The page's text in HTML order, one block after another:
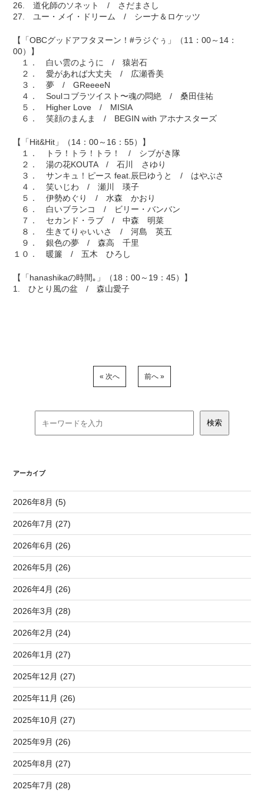
26. 道化師のソネット / さだまさし
27. ユー・メイ・ドリーム / シーナ＆ロケッツ
【「OBCグッドアフタヌーン！#ラジぐぅ」（11：00～14：
00）】
１． 白い雲のように / 猿岩石
２． 愛があれば大丈夫 / 広瀬香美
３． 夢 / GReeeeN
４． Soulコブラツイスト〜魂の悶絶 / 桑田佳祐
５． Higher Love / MISIA
６． 笑顔のまんま / BEGIN with アホナスターズ
【「Hit&Hit」（14：00～16：55）】
１． トラ！トラ！トラ！ / シブがき隊
２． 湯の花KOUTA / 石川 さゆり
３． サンキュ！ピース feat.辰巳ゆうと / はやぶさ
４． 笑いじわ / 瀬川 瑛子
５． 伊勢めぐり / 水森 かおり
６． 白いブランコ / ビリー・バンバン
７． セカンド・ラブ / 中森 明菜
８． 生きてりゃいいさ / 河島 英五
９． 銀色の夢 / 森高 千里
１０． 暖簾 / 五木 ひろし
【「hanashikaの時間｡」（18：00～19：45）】
1. ひとり風の盆 / 森山愛子
« 次へ 前へ »
アーカイブ
2026年8月 (5)
2026年7月 (27)
2026年6月 (26)
2026年5月 (26)
2026年4月 (26)
2026年3月 (28)
2026年2月 (24)
2026年1月 (27)
2025年12月 (27)
2025年11月 (26)
2025年10月 (27)
2025年9月 (26)
2025年8月 (27)
2025年7月 (28)